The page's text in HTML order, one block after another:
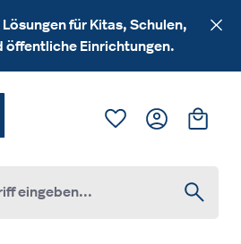
für Kitas, Schulen,
öffentliche Einrichtungen.
Du hast 0